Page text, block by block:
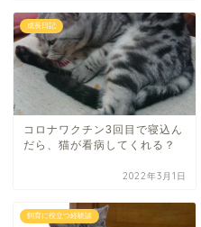
成長日記
コロナワクチン3回目で寝込ん
だら、猫が看病してくれる？
2022年3月1日
飼育に役立つ経験談